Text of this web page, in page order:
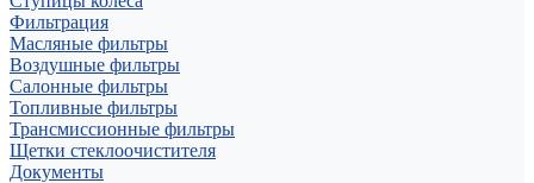
Фильтрация
Масляные фильтры
Воздушные фильтры
Салонные фильтры
Топливные фильтры
Трансмиссионные фильтры
Щетки стеклоочистителя
Документы